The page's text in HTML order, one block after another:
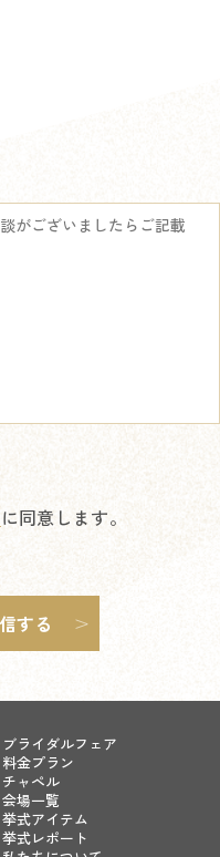
に同意します。
ブライダルフェア
料金プラン
チャペル
会場一覧
挙式アイテム
挙式レポート